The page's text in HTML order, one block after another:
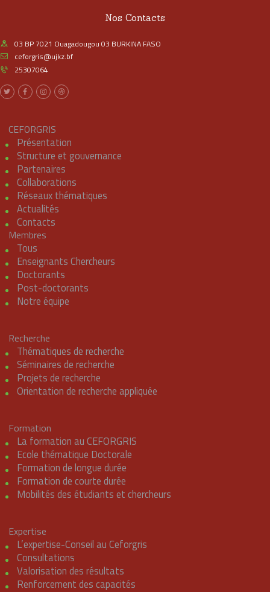
Nos Contacts
03 BP 7021 Ouagadougou 03 BURKINA FASO
ceforgris@ujkz.bf
25307064
CEFORGRIS
Présentation
Structure et gouvernance
Partenaires
Collaborations
Réseaux thématiques
Actualités
Contacts
Membres
Tous
Enseignants Chercheurs
Doctorants
Post-doctorants
Notre équipe
Recherche
Thématiques de recherche
Séminaires de recherche
Projets de recherche
Orientation de recherche appliquée
Formation
La formation au CEFORGRIS
Ecole thématique Doctorale
Formation de longue durée
Formation de courte durée
Mobilités des étudiants et chercheurs
Expertise
L’expertise-Conseil au Ceforgris
Consultations
Valorisation des résultats
Renforcement des capacités